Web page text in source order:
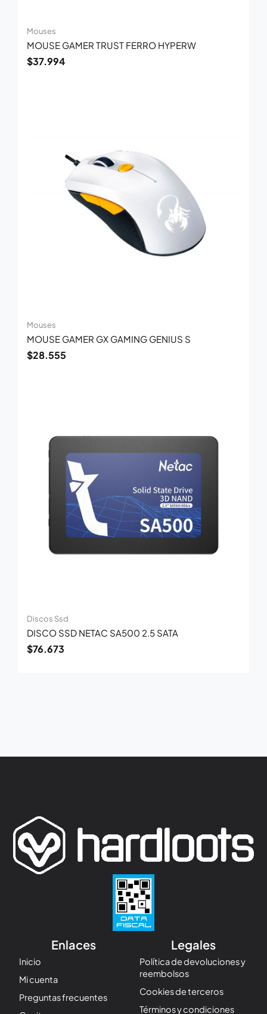
Mouses
MOUSE GAMER TRUST FERRO HYPERW
$37.994
Mouses
MOUSE GAMER GX GAMING GENIUS S
$28.555
Discos Ssd
DISCO SSD NETAC SA500 2.5 SATA
$76.673
Enlaces
Inicio
Mi cuenta
Preguntas frecuentes
Legales
Política de devoluciones y
reembolsos
Cookies de terceros
Términos y condiciones